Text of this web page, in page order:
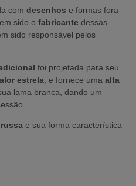
com desenhos e formas fora
sido o fabricante dessas
sido responsável pelos
foi projetada para seu
estrela , e fornece uma alta
lama branca, dando um
russa e sua forma característica